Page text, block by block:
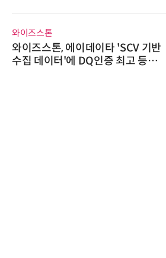
와이즈스톤
와이즈스톤, 에이데이타 'SCV 기반
수집 데이터'에 DQ인증 최고 등급